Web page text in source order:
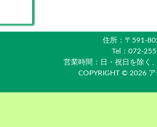
住所：〒591-
Tel：072-
営業時間：日・祝日を除く
COPYRIGHT © 2026